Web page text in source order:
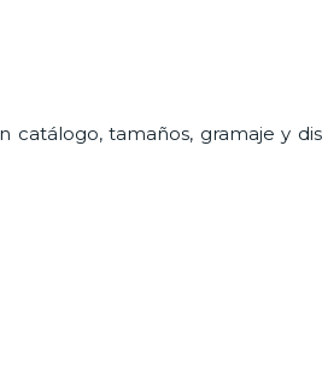
catálogo, tamaños, gramaje y